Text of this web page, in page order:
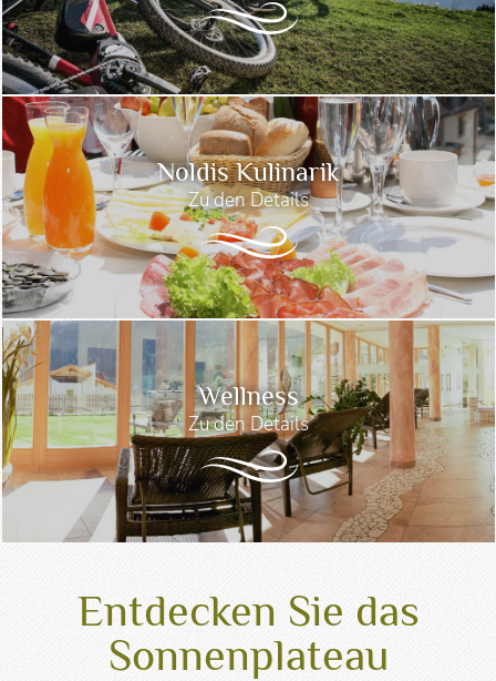
Noldis Kulinarik
Zu den Details
Wellness
Zu den Details
Entdecken Sie das
Sonnenplateau